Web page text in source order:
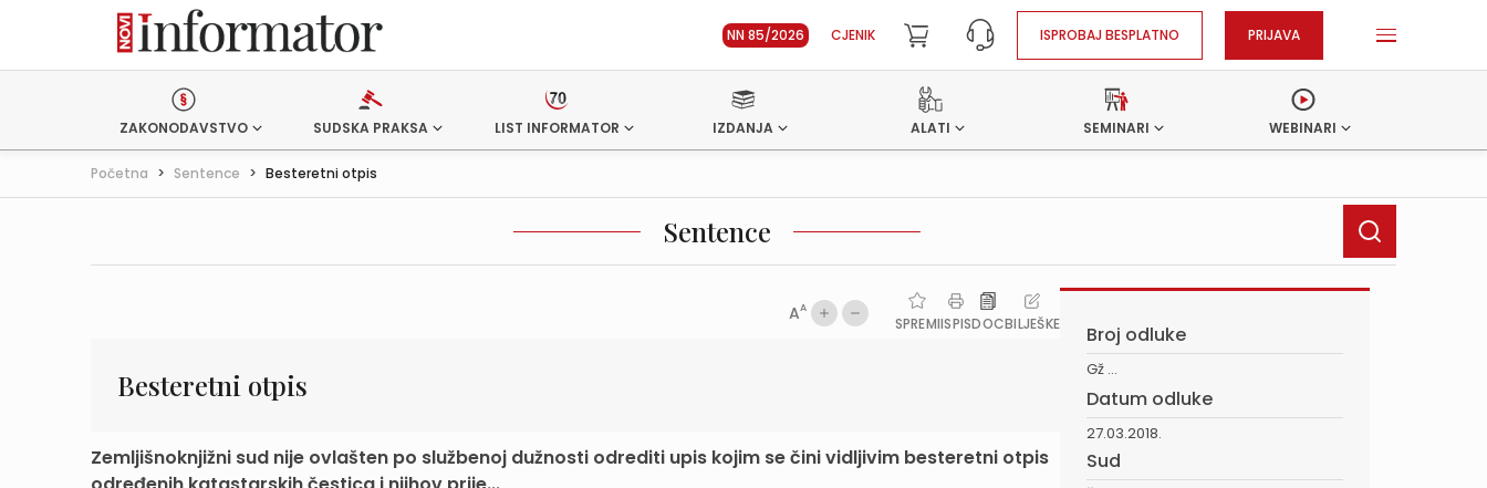
NN 85/2026 CJENIK ISPROBAJ BESPLATNO PRIJAVA
ZAKONODAVSTVO SUDSKA PRAKSA LIST INFORMATOR IZDANJA ALATI SEMINARI WEBINARI
Početna > Sentence > Besteretni otpis
Sentence
AA
SPREMIISPISDOCBILJEŠKE
Besteretni otpis
Zemljišnoknjižni sud nije ovlašten po službenoj dužnosti odrediti upis kojim se čini vidljivim besteretni otpis
Broj odluke
Gž ...
Datum odluke
27.03.2018.
Sud